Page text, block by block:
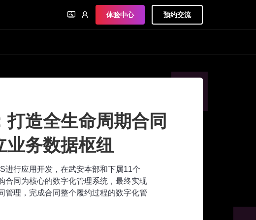
体验中心 预约交流
打造全生命周期合同
业务数据枢纽
进行应用开发，在武安本部和下属11个
合同为核心的数字化管理系统，最终实现
管理，完成合同整个履约过程的数字化管